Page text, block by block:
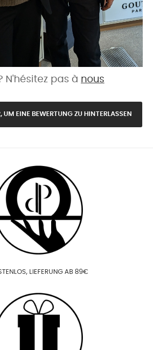
N'hésitez pas à nous
UM EINE BEWERTUNG ZU HINTERLASSEN
LIEFERUNG AB 89€